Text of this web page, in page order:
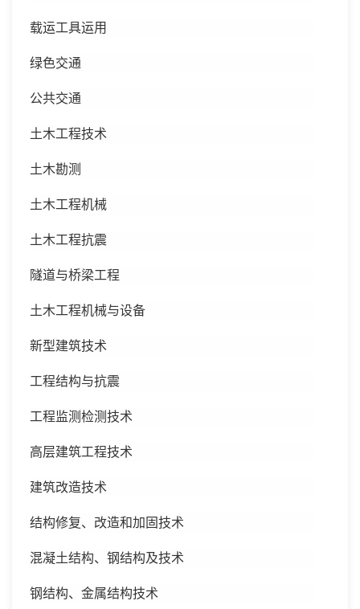
载运工具运用
绿色交通
公共交通
土木工程技术
土木勘测
土木工程机械
土木工程抗震
隧道与桥梁工程
土木工程机械与设备
新型建筑技术
工程结构与抗震
工程监测检测技术
高层建筑工程技术
建筑改造技术
结构修复、改造和加固技术
混凝土结构、钢结构及技术
钢结构、金属结构技术